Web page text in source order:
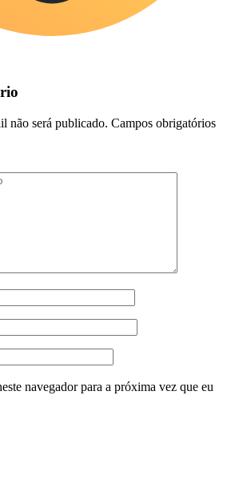
não será publicado. Campos obrigatórios
navegador para a próxima vez que eu